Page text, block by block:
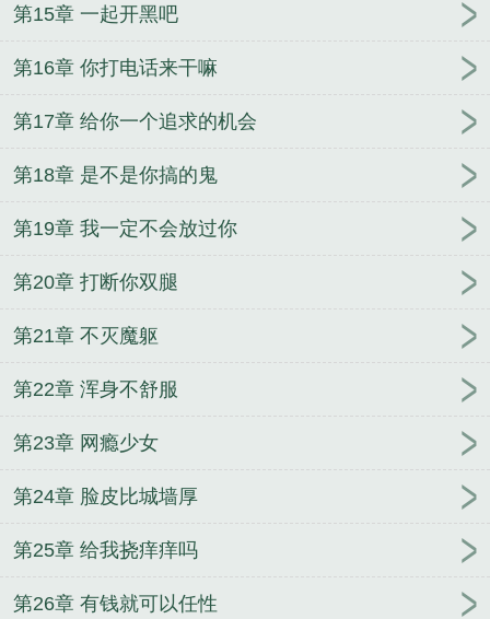
第15章 一起开黑吧
第16章 你打电话来干嘛
第17章 给你一个追求的机会
第18章 是不是你搞的鬼
第19章 我一定不会放过你
第20章 打断你双腿
第21章 不灭魔躯
第22章 浑身不舒服
第23章 网瘾少女
第24章 脸皮比城墙厚
第25章 给我挠痒痒吗
第26章 有钱就可以任性